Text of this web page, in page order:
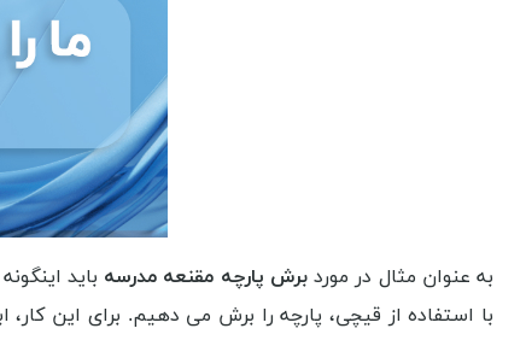
به عنوان مثال در موردبرش پارچه مقنعه مدرسه باید
با استفاده از قیچی، پارچه را برش می دهیم. برای این